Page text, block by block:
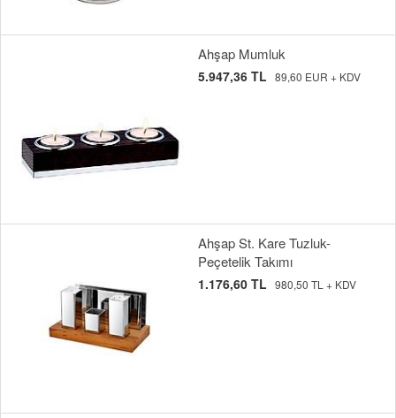
Ahşap Mumluk
5.947,36 TL 89,60 EUR + KDV
Ahşap St. Kare Tuzluk-
Peçetelik Takımı
1.176,60 TL 980,50 TL + KDV